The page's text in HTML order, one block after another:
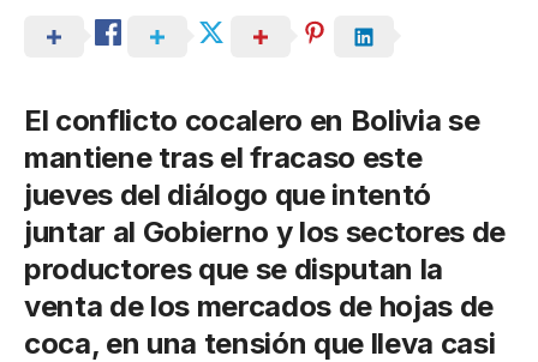
El conflicto cocalero en Bolivia se
mantiene tras el fracaso este
jueves del diálogo que intentó
juntar al Gobierno y los sectores de
productores que se disputan la
venta de los mercados de hojas de
coca, en una tensión que lleva casi